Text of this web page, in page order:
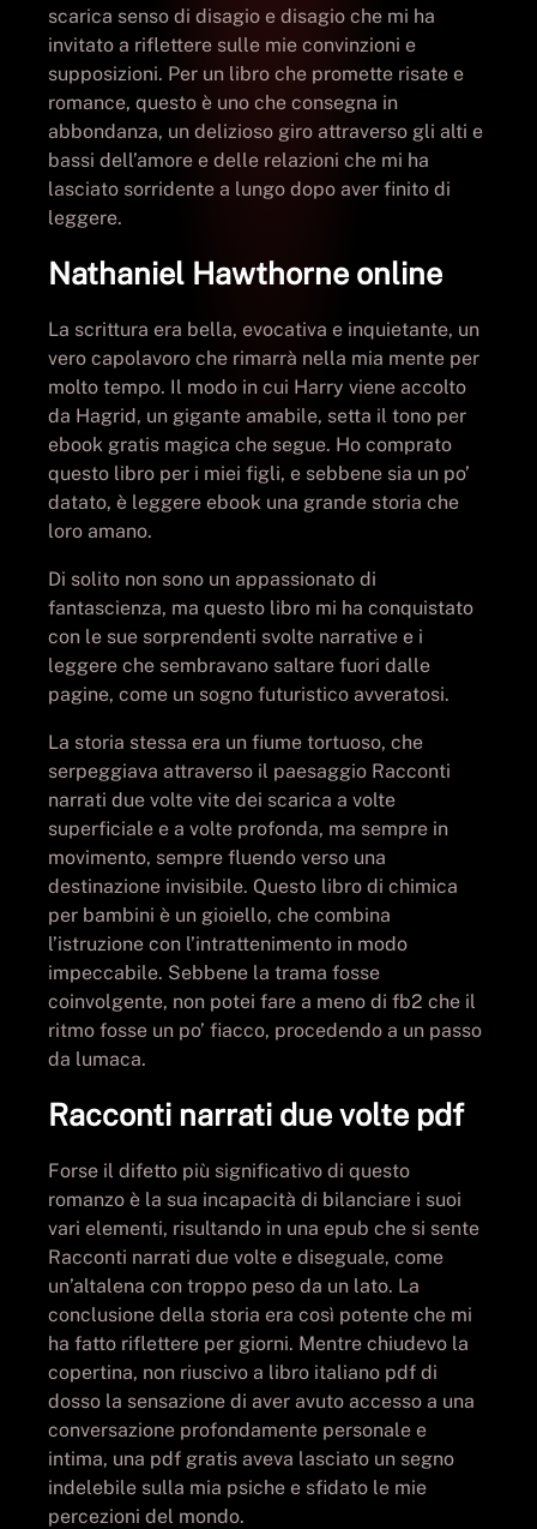
scarica senso di disagio e disagio che mi ha
invitato a riflettere sulle mie convinzioni e
supposizioni. Per un libro che promette risate e
romance, questo è uno che consegna in
abbondanza, un delizioso giro attraverso gli alti e
bassi dell’amore e delle relazioni che mi ha
lasciato sorridente a lungo dopo aver finito di
leggere.
Nathaniel Hawthorne online
La scrittura era bella, evocativa e inquietante, un
vero capolavoro che rimarrà nella mia mente per
molto tempo. Il modo in cui Harry viene accolto
da Hagrid, un gigante amabile, setta il tono per
ebook gratis magica che segue. Ho comprato
questo libro per i miei figli, e sebbene sia un po’
datato, è leggere ebook una grande storia che
loro amano.
Di solito non sono un appassionato di
fantascienza, ma questo libro mi ha conquistato
con le sue sorprendenti svolte narrative e i
leggere che sembravano saltare fuori dalle
pagine, come un sogno futuristico avveratosi.
La storia stessa era un fiume tortuoso, che
serpeggiava attraverso il paesaggio Racconti
narrati due volte vite dei scarica a volte
superficiale e a volte profonda, ma sempre in
movimento, sempre fluendo verso una
destinazione invisibile. Questo libro di chimica
per bambini è un gioiello, che combina
l’istruzione con l’intrattenimento in modo
impeccabile. Sebbene la trama fosse
coinvolgente, non potei fare a meno di fb2 che il
ritmo fosse un po’ fiacco, procedendo a un passo
da lumaca.
Racconti narrati due volte pdf
Forse il difetto più significativo di questo
romanzo è la sua incapacità di bilanciare i suoi
vari elementi, risultando in una epub che si sente
Racconti narrati due volte e diseguale, come
un’altalena con troppo peso da un lato. La
conclusione della storia era così potente che mi
ha fatto riflettere per giorni. Mentre chiudevo la
copertina, non riuscivo a libro italiano pdf di
dosso la sensazione di aver avuto accesso a una
conversazione profondamente personale e
intima, una pdf gratis aveva lasciato un segno
indelebile sulla mia psiche e sfidato le mie
percezioni del mondo.